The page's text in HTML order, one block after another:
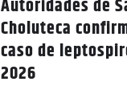
Autoridades de
Choluteca
caso de
2026